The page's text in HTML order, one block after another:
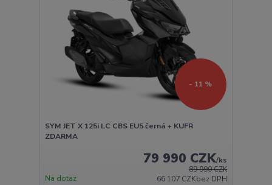
- 11 %
SYM JET X 125i LC CBS EU5 černá + KUFR
ZDARMA
89 990 CZK
79 990 CZK/ks
66 107 CZKbez DPH
Na dotaz